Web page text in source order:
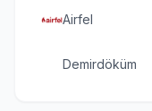
Airfel
Demirdöküm